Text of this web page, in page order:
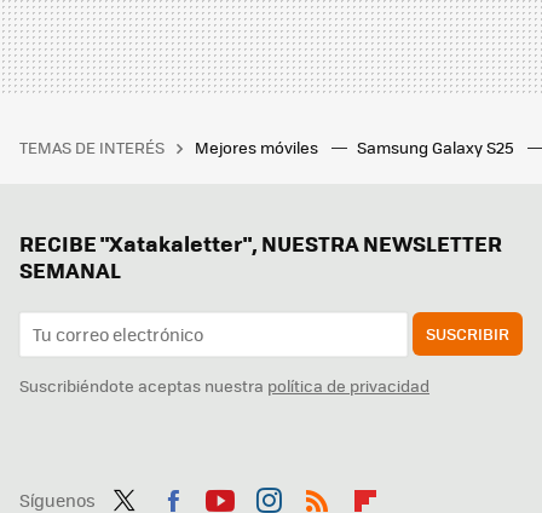
TEMAS DE INTERÉS Mejores móviles Samsung Galaxy S25
RECIBE "Xatakaletter", NUESTRA NEWSLETTER
SEMANAL
SUSCRIBIR
Suscribiéndote aceptas nuestra política de privacidad
Síguenos